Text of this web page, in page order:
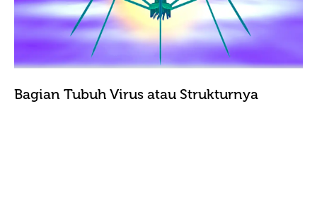
Bagian Tubuh Virus atau Strukturnya